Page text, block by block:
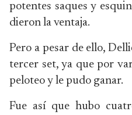
potentes saques y
dieron la ventaja.
Pero a pesar de ello,
tercer set, ya que por
peloteo y le pudo ganar.
Fue así que hubo